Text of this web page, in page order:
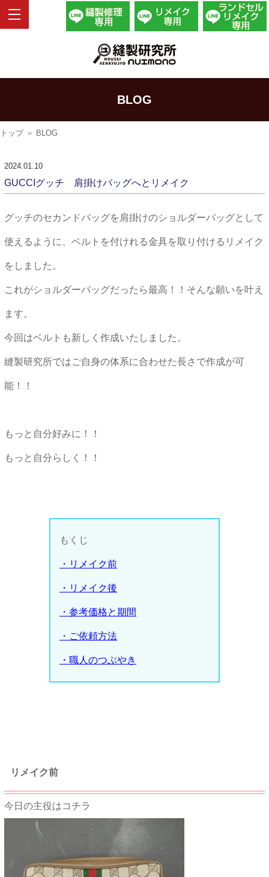
BLOG
トップ＞ BLOG
2024.01.10
GUCCIグッチ 肩掛けバッグへとリメイク
グッチのセカンドバッグを肩掛けのショルダーバッグとして
使えるように、ベルトを付けれる金具を取り付けるリメイク
をしました。
これがショルダーバッグだったら最高！！そんな願いを叶え
ます。
今回はベルトも新しく作成いたしました。
縫製研究所ではご自身の体系に合わせた長さで作成が可
能！！
もっと自分好みに！！
もっと自分らしく！！
もくじ
・リメイク前
・リメイク後
・参考価格と期間
・ご依頼方法
・職人のつぶやき
リメイク前
今日の主役はコチラ